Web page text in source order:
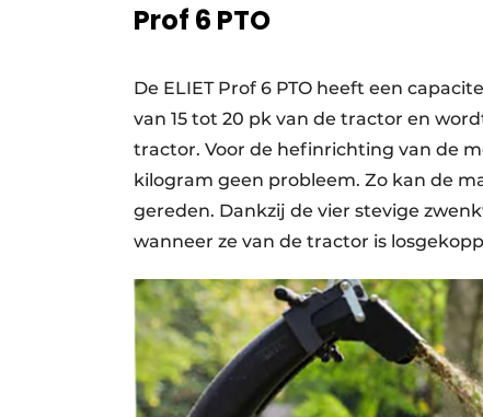
Prof 6 PTO
De ELIET Prof 6 PTO heeft een
van 15 tot 20 pk van de tractor en
tractor. Voor de hefinrichting van de
kilogram geen probleem. Zo kan de
gereden. Dankzij de vier stevige
wanneer ze van de tractor is